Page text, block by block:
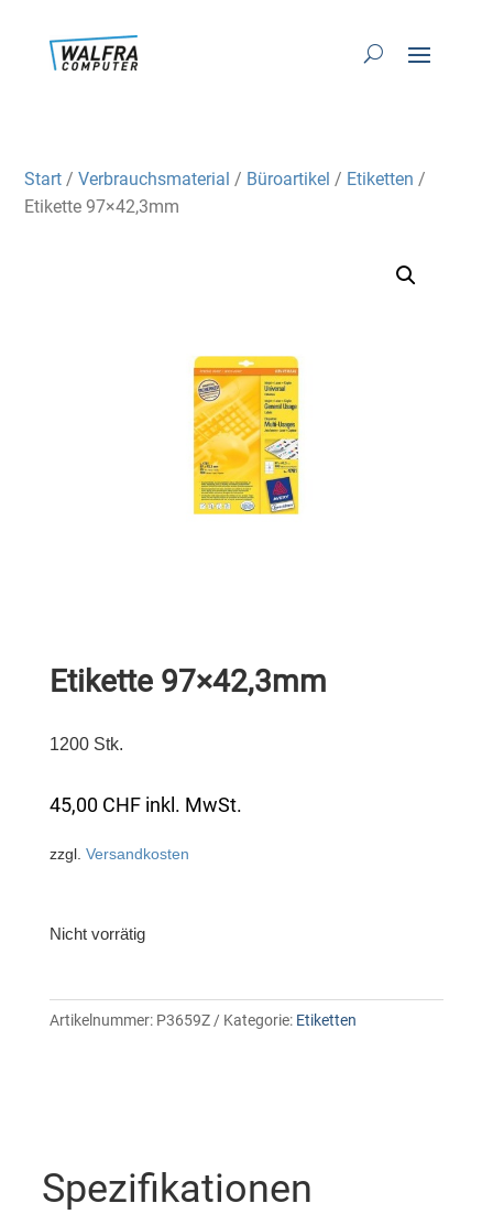
Start /Verbrauchsmaterial / Büroartikel / Etiketten /
Etikette 97×42,3mm
Etikette 97×42,3mm
1200 Stk.
45,00 CHF inkl. MwSt.
zzgl. Versandkosten
Nicht vorrätig
Artikelnummer: P3659Z Kategorie: Etiketten
Spezifikationen